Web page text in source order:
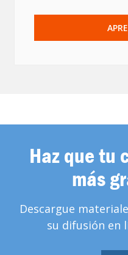
Haz que tu
más
Descargue
su difusión en